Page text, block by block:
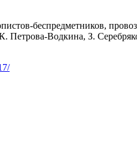
беспредметников,
Петрова-Водкина, З.